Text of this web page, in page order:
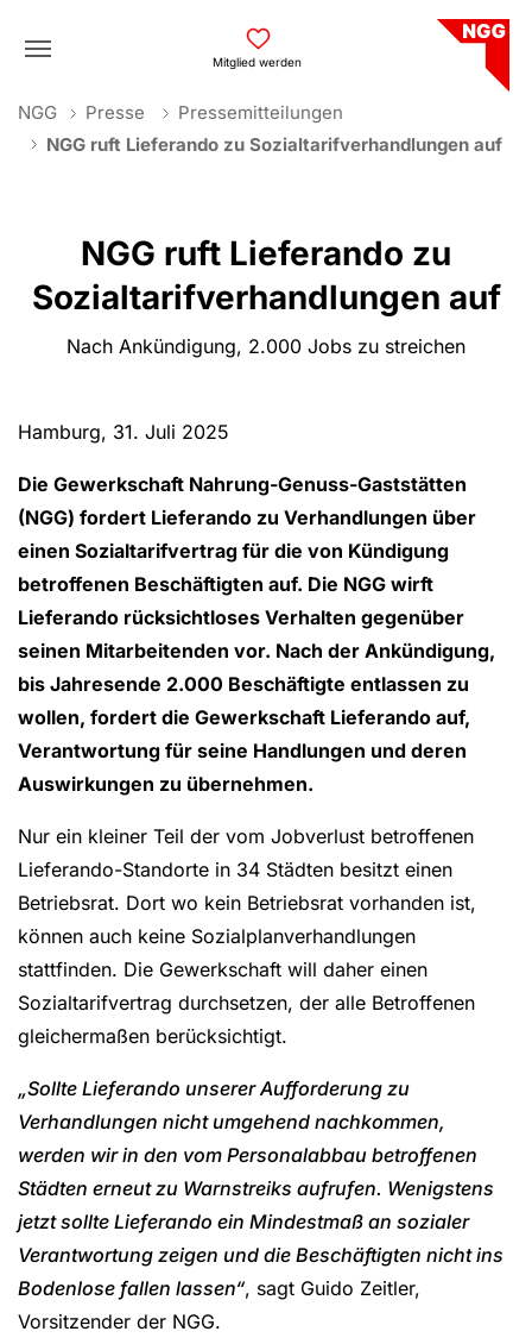
Mitglied werden
You are here:
NGG Presse
Pressemitteilungen
NGG ruft Lieferando zu Sozialtarifverhandlungen auf
NGG ruft Lieferando zu
Sozialtarifverhandlungen auf
Nach Ankündigung, 2.000 Jobs zu streichen
Hamburg, 31. Juli 2025
Die Gewerkschaft Nahrung-Genuss-Gaststätten
(NGG) fordert Lieferando zu Verhandlungen über
einen Sozialtarifvertrag für die von Kündigung
betroffenen Beschäftigten auf. Die NGG wirft
Lieferando rücksichtloses Verhalten gegenüber
seinen Mitarbeitenden vor. Nach der Ankündigung,
bis Jahresende 2.000 Beschäftigte entlassen zu
wollen, fordert die Gewerkschaft Lieferando auf,
Verantwortung für seine Handlungen und deren
Auswirkungen zu übernehmen.
Nur ein kleiner Teil der vom Jobverlust betroffenen
Lieferando-Standorte in 34 Städten besitzt einen
Betriebsrat. Dort wo kein Betriebsrat vorhanden ist,
können auch keine Sozialplanverhandlungen
stattfinden. Die Gewerkschaft will daher einen
Sozialtarifvertrag durchsetzen, der alle Betroffenen
gleichermaßen berücksichtigt.
„Sollte Lieferando unserer Aufforderung zu
Verhandlungen nicht umgehend nachkommen,
werden wir in den vom Personalabbau betroffenen
Städten erneut zu Warnstreiks aufrufen. Wenigstens
jetzt sollte Lieferando ein Mindestmaß an sozialer
Verantwortung zeigen und die Beschäftigten nicht ins
Bodenlose fallen lassen“, sagt Guido Zeitler,
Vorsitzender der NGG.